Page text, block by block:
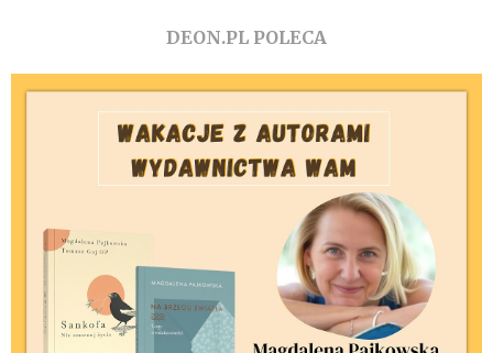
DEON.PL POLECA